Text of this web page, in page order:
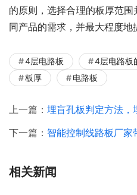
的原则，选择合理的板厚范
同产品的需求，并最大程度地
4层电路板 4层电路板
板厚
电路板
上一篇： 埋盲孔板判定方法，
下一篇： 智能控制线路板厂家带你
相关新闻